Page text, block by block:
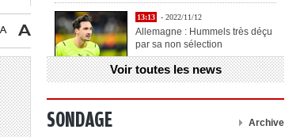
13:13 - 2022/11/12
Allemagne : Hummels très déçu
par sa non sélection
13:11 - 2022/11/12
Henry explique la chose qu'il
Voir toutes les news
SONDAGE Archive